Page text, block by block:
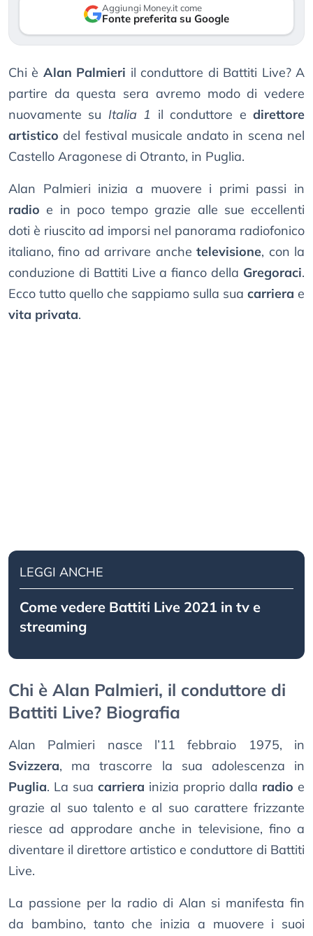
Aggiungi Money.it come
Fonte preferita su Google
Chi è Alan Palmieri il conduttore di Battiti Live? A
partire da questa sera avremo modo di vedere
nuovamente su Italia 1 il conduttore edirettore
artistico del festival musicale andato in scena nel
Castello Aragonese di Otranto, in Puglia.
Alan Palmieri inizia a muovere i primi passi in
radio e in poco tempo grazie alle sue eccellenti
doti è riuscito ad imporsi nel panorama radiofonico
italiano, fino ad arrivare anchetelevisione, con la
conduzione di Battiti Live a fianco della Gregoraci.
Ecco tutto quello che sappiamo sulla sua carriera e
vita privata.
LEGGI ANCHE
Come vedere Battiti Live 2021 in tv e
streaming
Chi è Alan Palmieri, il conduttore di
Battiti Live? Biografia
Alan Palmieri nasce l’11 febbraio 1975, in
Svizzera, ma trascorre la sua adolescenza in
Puglia. La sua carriera inizia proprio dalla radio e
grazie al suo talento e al suo carattere frizzante
riesce ad approdare anche in televisione, fino a
diventare il direttore artistico e conduttore di Battiti
Live.
La passione per la radio di Alan si manifesta fin
da bambino, tanto che inizia a muovere i suoi